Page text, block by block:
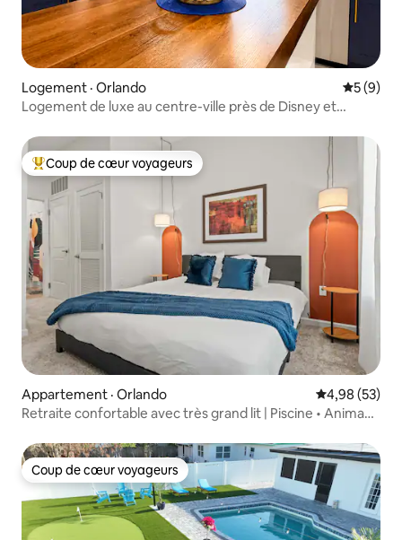
Logement · Orlando Note
5 (9)
Logement de luxe au centre-ville près de Disney et
Coup de cœur voyageurs parmi les plus aimés
Coup de cœur voyageurs
Appartement · Orlando Note
4,98 (53)
Retraite confortable avec très grand lit | Piscine • Animaux
Coup de cœur voyageurs
Coup de cœur voyageurs